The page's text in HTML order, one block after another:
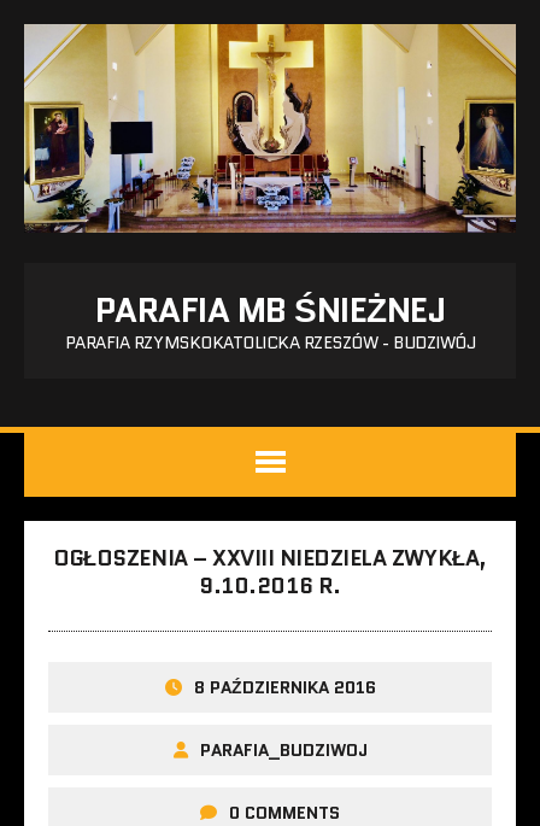
PARAFIA MB ŚNIEŻNEJ
PARAFIA RZYMSKOKATOLICKA RZESZÓW - BUDZIWÓJ
OGŁOSZENIA – XXVIII NIEDZIELA ZWYKŁA,
9.10.2016 R.
8 PAŹDZIERNIKA 2016
PARAFIA_BUDZIWOJ
0 COMMENTS